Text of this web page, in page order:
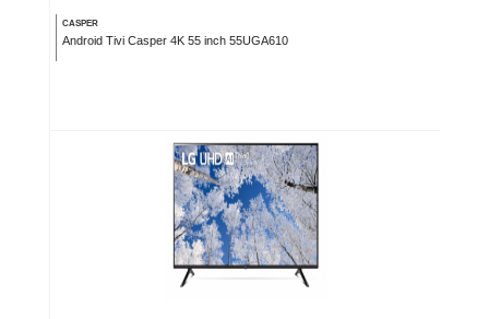
CASPER
Android Tivi Casper 4K 55 inch 55UGA610